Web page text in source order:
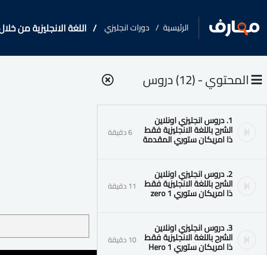
الرئيسية دورات انجليزي اللغة الانجليزية من
المحتوي - (12) دروس
1. دروس انجليزي اونلاين
الشرح باللغة الانجليزية فقط
ذا امريكان ستوري المقدمة 6 دقيقة
2. دروس انجليزي اونلاين
الشرح باللغة الانجليزية فقط
ذا امريكان ستوري 1 zero 11 دقيقة
3. دروس انجليزي اونلاين
الشرح باللغة الانجليزية فقط
ذا امريكان ستوري 1 Hero 10 دقيقة